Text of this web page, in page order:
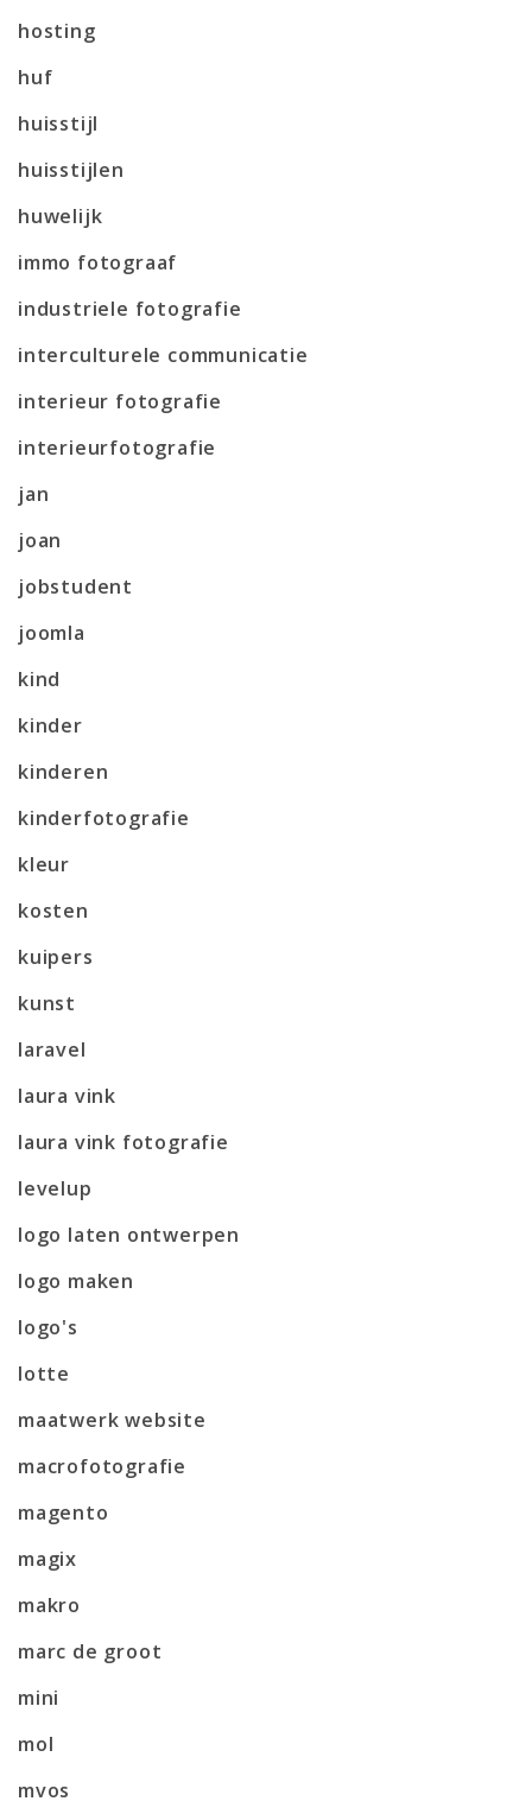
hosting
huf
huisstijl
huisstijlen
huwelijk
immo fotograaf
industriele fotografie
interculturele communicatie
interieur fotografie
interieurfotografie
jan
joan
jobstudent
joomla
kind
kinder
kinderen
kinderfotografie
kleur
kosten
kuipers
kunst
laravel
laura vink
laura vink fotografie
levelup
logo laten ontwerpen
logo maken
logo's
lotte
maatwerk website
macrofotografie
magento
magix
makro
marc de groot
mini
mol
mvos